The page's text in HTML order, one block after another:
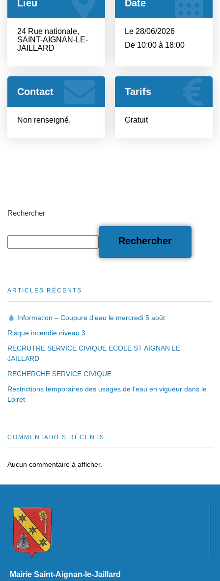
Lieu
24 Rue nationale,
SAINT-AIGNAN-LE-
JAILLARD
Date
Le 28/06/2026
De 10:00 à 18:00
Contact
Non renseigné.
Tarifs
Gratuit
Rechercher
Rechercher
ARTICLES RÉCENTS
Information – Coupure d’eau le mercredi 5 août
Risque incendie niveau 3
RECRUTRE SERVICE CIVIQUE ECOLE ST AIGNAN LE
JAILLARD
RECHERCHE SERVICE CIVIQUE
Restrictions temporaires des usages de l’eau en vigueur dans le
Loiret
COMMENTAIRES RÉCENTS
Aucun commentaire à afficher.
Mairie Saint-Aignan-le-Jaillard